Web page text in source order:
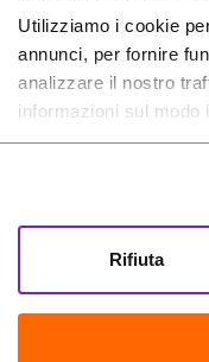
Utilizziamo i cookie
annunci, per fornire
analizzare il nostro
informazioni sul modo
partner che si
informazioni che hai
tuo utilizzo dei loro
Rifiuta
Farma.it S.a.s. P. IVA
CREDITS
Sede legale Via delle